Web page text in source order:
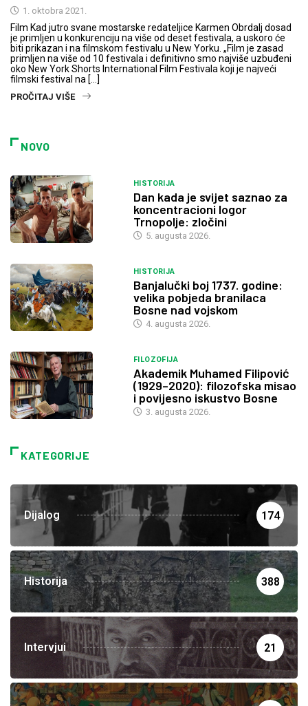
1. oktobra 2021.
Film Kad jutro svane mostarske redateljice Karmen Obrdalj dosad
je primljen u konkurenciju na više od deset festivala, a uskoro će
biti prikazan i na filmskom festivalu u New Yorku. „Film je zasad
primljen na više od 10 festivala i definitivno smo najviše uzbuđeni
oko New York Shorts International Film Festivala koji je najveći
filmski festival na […]
PROČITAJ VIŠE
NOVO
HISTORIJA
Dan kada je svijet saznao za
koncentracioni logor
Trnopolje: zločini
5. augusta 2026.
HISTORIJA
Banjalučki boj 1737. godine:
velika pobjeda branilaca
Bosne nad vojskom
4. augusta 2026.
FILOZOFIJA
Akademik Muhamed Filipović
(1929–2020): filozofska misao
i povijesno iskustvo Bosne
3. augusta 2026.
KATEGORIJE
Dijalog 174
Historija 388
Intervjui 21